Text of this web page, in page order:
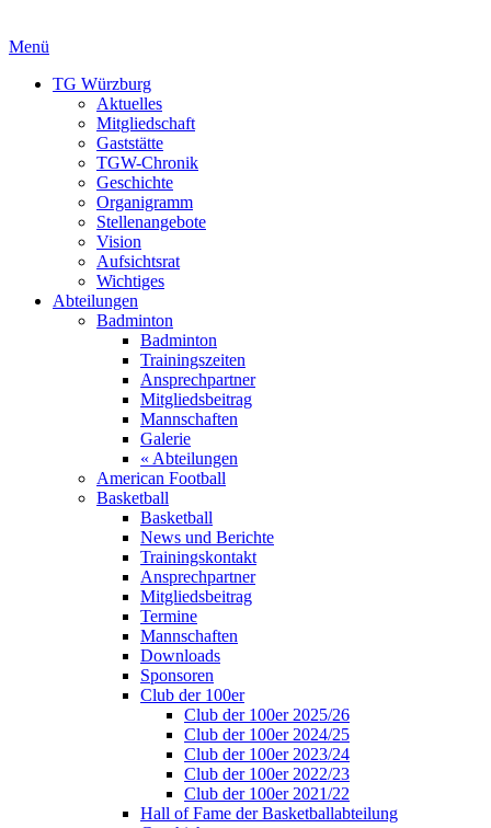
Menü
TG Würzburg
Aktuelles
Mitgliedschaft
Gaststätte
TGW-Chronik
Geschichte
Organigramm
Stellenangebote
Vision
Aufsichtsrat
Wichtiges
Abteilungen
Badminton
Badminton
Trainingszeiten
Ansprechpartner
Mitgliedsbeitrag
Mannschaften
Galerie
« Abteilungen
American Football
Basketball
Basketball
News und Berichte
Trainingskontakt
Ansprechpartner
Mitgliedsbeitrag
Termine
Mannschaften
Downloads
Sponsoren
Club der 100er
Club der 100er 2025/26
Club der 100er 2024/25
Club der 100er 2023/24
Club der 100er 2022/23
Club der 100er 2021/22
Hall of Fame der Basketballabteilung